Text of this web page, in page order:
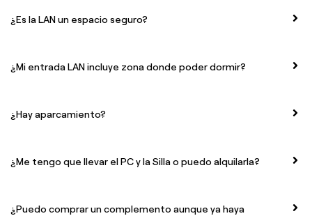
¿Es la LAN un espacio seguro?
¿Mi entrada LAN incluye zona donde poder dormir?
¿Hay aparcamiento?
¿Me tengo que llevar el PC y la Silla o puedo alquilarla?
¿Puedo comprar un complemento aunque ya haya